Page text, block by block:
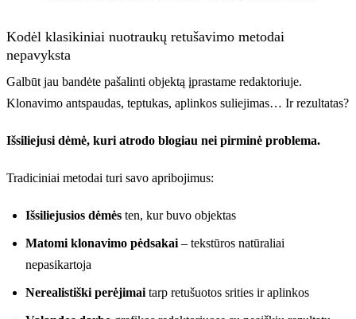
Spustelėkite norėdami atskleisti
Kodėl klasikiniai nuotraukų retušavimo metodai
nepavyksta
Galbūt jau bandėte pašalinti objektą įprastame redaktoriuje.
Klonavimo antspaudas, teptukas, aplinkos suliejimas… Ir rezultatas?
Išsiliejusi dėmė, kuri atrodo blogiau nei pirminė problema.
Tradiciniai metodai turi savo apribojimus:
Išsiliejusios dėmės ten, kur buvo objektas
Matomi klonavimo pėdsakai – tekstūros natūraliai
nepasikartoja
Nerealistiški perėjimai tarp retušuotos srities ir aplinkos